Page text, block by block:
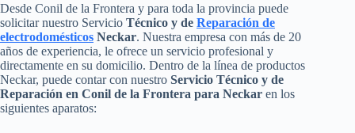
Desde Conil de la Frontera y para toda la provincia puede
solicitar nuestro Servicio Técnico y de Reparación de
electrodomésticos Neckar. Nuestra empresa con más de 20
años de experiencia, le ofrece un servicio profesional y
directamente en su domicilio. Dentro de la línea de productos
Neckar, puede contar con nuestro Servicio Técnico y de
Reparación en Conil de la Frontera para Neckar en los
siguientes aparatos: